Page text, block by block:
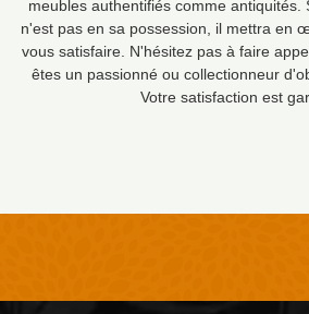
meubles authentifiés comme antiquités.
n'est pas en sa possession, il mettra en
vous satisfaire. N'hésitez pas à faire
êtes un passionné ou collectionneur
Votre satisfaction est